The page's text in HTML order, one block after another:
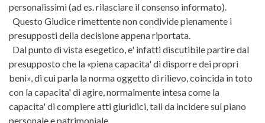
personalissimi (ad es. rilasciare il consenso informato).
Questo Giudice rimettente non condivide pienamente i
presupposti della decisione appena riportata.
Dal punto di vista esegetico, e' infatti discutibile partire dal
presupposto che la «piena capacita' di disporre dei propri
beni», di cui parla la norma oggetto di rilievo, coincida in toto
con la capacita' di agire, normalmente intesa come la
capacita' di compiere atti giuridici, tali da incidere sul piano
personale e patrimoniale.